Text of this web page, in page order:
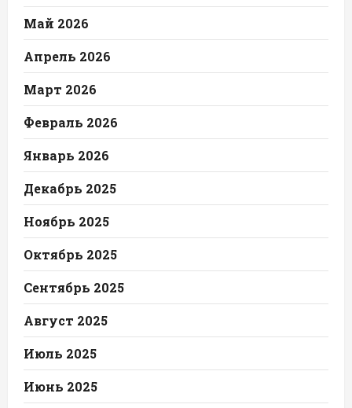
Май 2026
Апрель 2026
Март 2026
Февраль 2026
Январь 2026
Декабрь 2025
Ноябрь 2025
Октябрь 2025
Сентябрь 2025
Август 2025
Июль 2025
Июнь 2025